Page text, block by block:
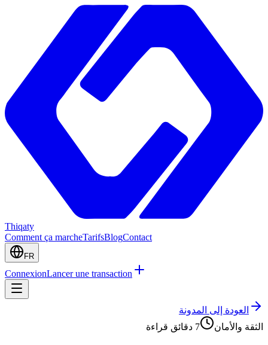
Thiqaty
Comment ça marcheTarifsBlogContact
FR
ConnexionLancer une transaction
العودة إلى المدونة
الثقة والأمان
7 دقائق قراءة